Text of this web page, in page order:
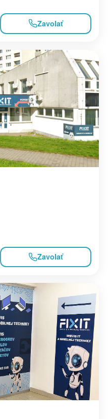
Zavolať
Zavolať